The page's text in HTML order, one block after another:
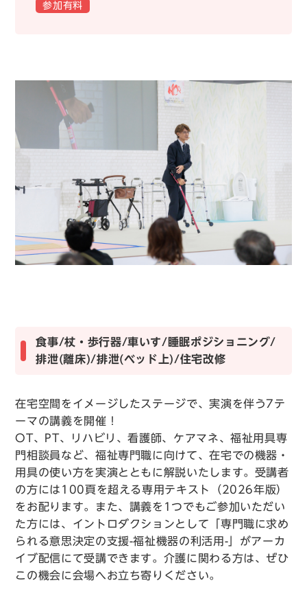
参加有料
食事/杖・歩行器/車いす/睡眠ポジショニング/
排泄(離床)/排泄(ベッド上)/住宅改修
在宅空間をイメージしたステージで、実演を伴う7テ
ーマの講義を開催！
OT、PT、リハビリ、看護師、ケアマネ、福祉用具専
門相談員など、福祉専門職に向けて、在宅での機器・
用具の使い方を実演とともに解説いたします。受講者
の方には100頁を超える専用テキスト（2026年版）
をお配ります。また、講義を1つでもご参加いただい
た方には、イントロダクションとして「専門職に求め
られる意思決定の支援-福祉機器の利活用-」がアーカ
イブ配信にて受講できます。介護に関わる方は、ぜひ
この機会に会場へお立ち寄りください。